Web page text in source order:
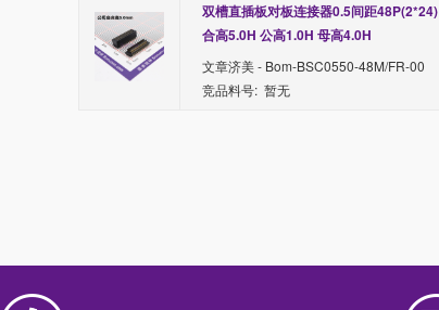
双槽直插板对板连接器0.5间距48P(2*24)
合高5.0H 公高1.0H 母高4.0H
文章济美 - Bom-BSC0550-48M/FR-00
竞品料号: 暂无